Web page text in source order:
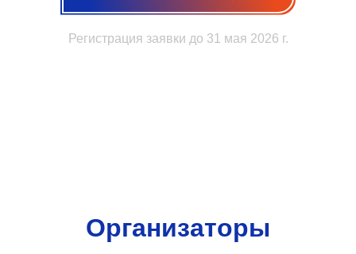
Регистрация заявки до 31 мая 2026 г.
Организаторы